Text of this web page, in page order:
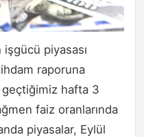
işgücü piyasası
raporuna
geçtiğimiz hafta 3
faiz oranlarında
piyasalar, Eylül